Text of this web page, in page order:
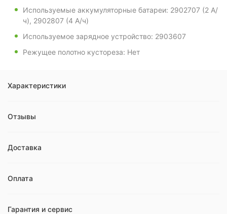
Используемые аккумуляторные батареи: 2902707 (2 А/
ч), 2902807 (4 А/ч)
Используемое зарядное устройство: 2903607
Режущее полотно кустореза: Нет
Характеристики
Отзывы
Доставка
Оплата
Гарантия и сервис